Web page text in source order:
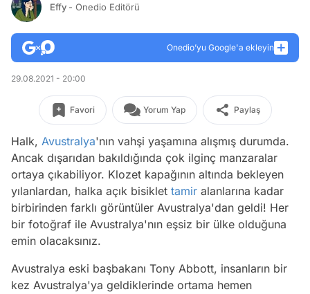
Effy - Onedio Editörü
Onedio’yu Google'a ekleyin
29.08.2021 - 20:00
Favori Yorum Yap Paylaş
Halk, Avustralya'nın vahşi yaşamına alışmış durumda.
Ancak dışarıdan bakıldığında çok ilginç manzaralar
ortaya çıkabiliyor. Klozet kapağının altında bekleyen
yılanlardan, halka açık bisiklet tamir alanlarına kadar
birbirinden farklı görüntüler Avustralya'dan geldi! Her
bir fotoğraf ile Avustralya'nın eşsiz bir ülke olduğuna
emin olacaksınız.
Avustralya eski başbakanı Tony Abbott, insanların bir
kez Avustralya'ya geldiklerinde ortama hemen